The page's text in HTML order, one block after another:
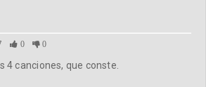
0 0
4 canciones, que conste.